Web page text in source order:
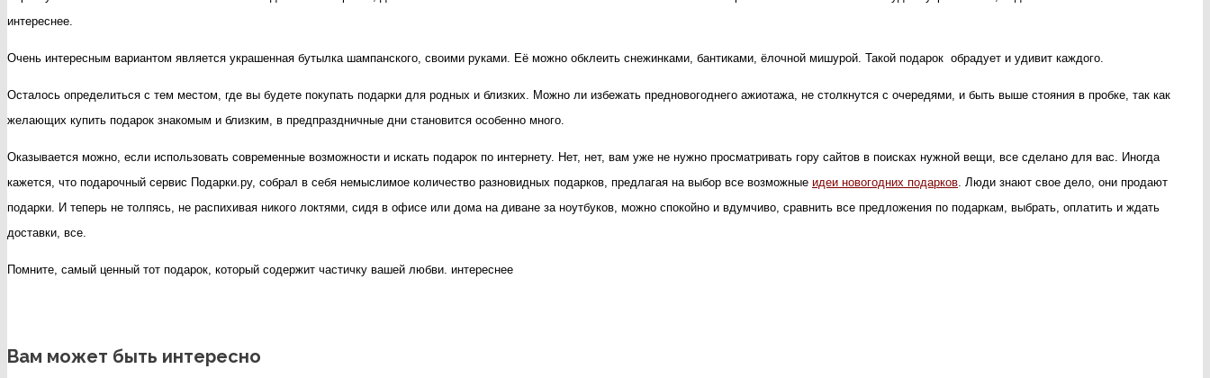
интереснее.
Очень интересным вариантом является украшенная бутылка шампанского, своими руками. Её можно обклеить снежинками, бантиками, ёлочной мишурой. Такой подарок обрадует и удивит каждого.
Осталось определиться с тем местом, где вы будете покупать подарки для родных и близких. Можно ли избежать предновогоднего ажиотажа, не столкнутся с очередями, и быть выше стояния в пробке, так как
желающих купить подарок знакомым и близким, в предпраздничные дни становится особенно много.
Оказывается можно, если использовать современные возможности и искать подарок по интернету. Нет, нет, вам уже не нужно просматривать гору сайтов в поисках нужной вещи, все сделано для вас. Иногда
кажется, что подарочный сервис Подарки.ру, собрал в себя немыслимое количество разновидных подарков, предлагая на выбор все возможные идеи новогодних подарков . Люди знают свое дело, они продают
подарки. И теперь не толпясь, не распихивая никого локтями, сидя в офисе или дома на диване за ноутбуков, можно спокойно и вдумчиво, сравнить все предложения по подаркам, выбрать, оплатить и ждать
доставки, все.
Помните, самый ценный тот подарок, который содержит частичку вашей любви. интереснее
Вам может быть интересно